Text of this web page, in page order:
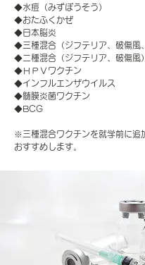
◆水痘（みずぼうそう）
◆おたふくかぜ
◆日本脳炎
◆三種混合（ジフテリア、破傷風
◆二種混合（ジフテリア、破傷風）
◆ＨＰＶワクチン
◆インフルエンザウイルス
◆髄膜炎菌ワクチン
◆BCG
※三種混合ワクチンを就学前に追
おすすめします。